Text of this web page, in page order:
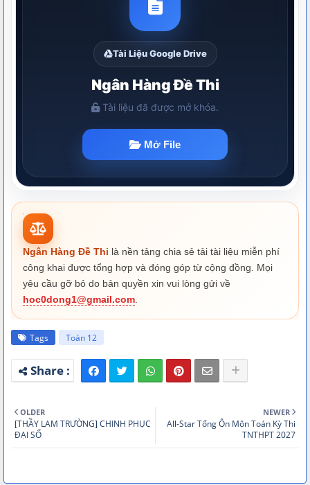
Ngân Hàng Đề Thi là nền tảng chia sẻ tải tài liệu miễn phí
công khai được tổng hợp và đóng góp từ cộng đồng. Mọi
yêu cầu gỡ bỏ do bản quyền xin vui lòng gửi về
hoc0dong1@gmail.com
Tags Toán 12
NEWER
All-Star Tổng Ôn Môn Toán Kỳ Thi
TNTHPT 2027
OLDER
[THẦY LAM TRƯỜNG] CHINH PHỤC
ĐẠI SỐ